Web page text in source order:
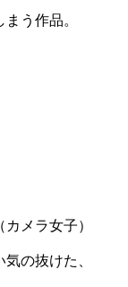
う作品。
メラ女子）
の抜けた、